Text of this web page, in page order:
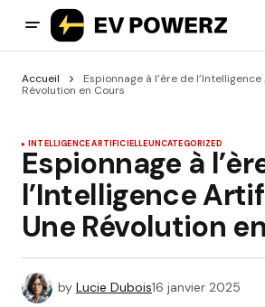
Accueil
Espionnage à l’ère de
Révolution en Cours
INTELLIGENCE ARTIFICIELLEUNCATEGORIZED
Espionnage à
l’Intelligence
Une Révolution
by Lucie Dubois16 janvier 2025